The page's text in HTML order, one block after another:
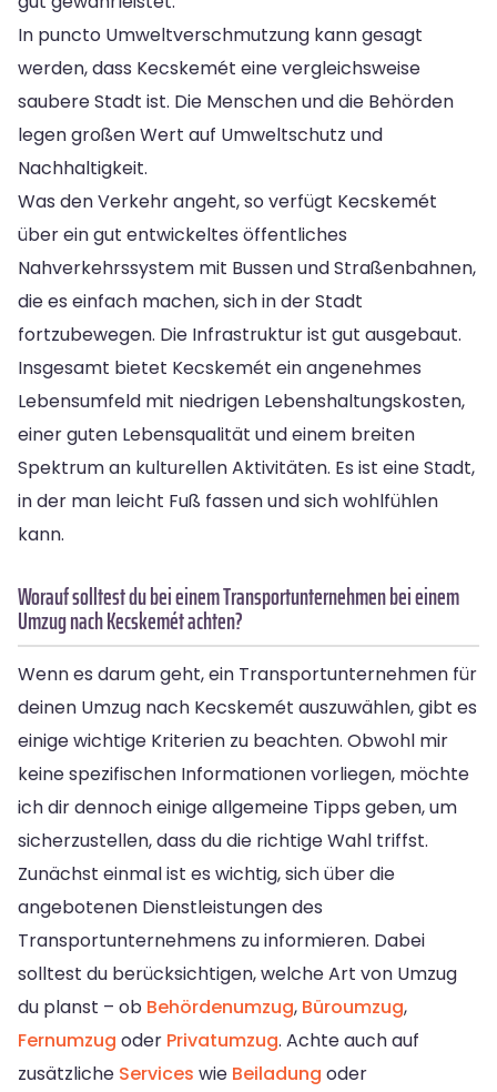
In puncto Umweltverschmutzung kann gesagt
werden, dass Kecskemét eine vergleichsweise
saubere Stadt ist. Die Menschen und die Behörden
legen großen Wert auf Umweltschutz und
Nachhaltigkeit.
Was den Verkehr angeht, so verfügt Kecskemét
über ein gut entwickeltes öffentliches
Nahverkehrssystem mit Bussen und Straßenbahnen,
die es einfach machen, sich in der Stadt
fortzubewegen. Die Infrastruktur ist gut ausgebaut.
Insgesamt bietet Kecskemét ein angenehmes
Lebensumfeld mit niedrigen Lebenshaltungskosten,
einer guten Lebensqualität und einem breiten
Spektrum an kulturellen Aktivitäten. Es ist eine Stadt,
in der man leicht Fuß fassen und sich wohlfühlen
kann.
Worauf solltest du bei einem Transportunternehmen bei einem
Umzug nach Kecskemét achten?
Wenn es darum geht, ein Transportunternehmen für
deinen Umzug nach Kecskemét auszuwählen, gibt es
einige wichtige Kriterien zu beachten. Obwohl mir
keine spezifischen Informationen vorliegen, möchte
ich dir dennoch einige allgemeine Tipps geben, um
sicherzustellen, dass du die richtige Wahl triffst.
Zunächst einmal ist es wichtig, sich über die
angebotenen Dienstleistungen des
Transportunternehmens zu informieren. Dabei
solltest du berücksichtigen, welche Art von Umzug
du planst – ob Behördenumzug, Büroumzug,
Fernumzug oder Privatumzug. Achte auch auf
zusätzliche Services wie Beiladung oder